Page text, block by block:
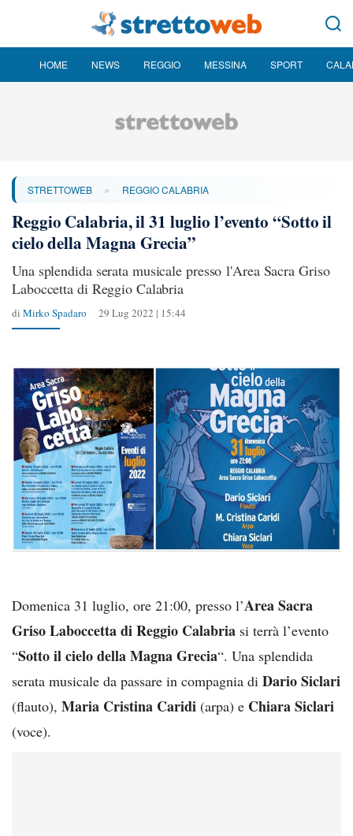
HOME NEWS REGGIO MESSINA SPORT
STRETTOWEB » REGGIO CALABRIA
Reggio Calabria, il 31 luglio l’evento “Sotto il
cielo della Magna Grecia”
Una splendida serata musicale presso l'Area Sacra Griso
Laboccetta di Reggio Calabria
di Mirko Spadaro 29 Lug 2022 | 15:44
Domenica 31 luglio, ore 21:00, presso l’Area Sacra
Griso Laboccetta di Reggio Calabria si terrà l’evento
“Sotto il cielo della Magna Grecia“. Una splendida
serata musicale da passare in compagnia di Dario Siclari
(flauto), Maria Cristina Caridi (arpa) e Chiara Siclari
(voce).